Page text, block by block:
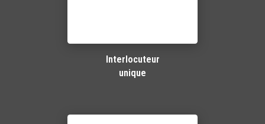
Interlocuteur
unique